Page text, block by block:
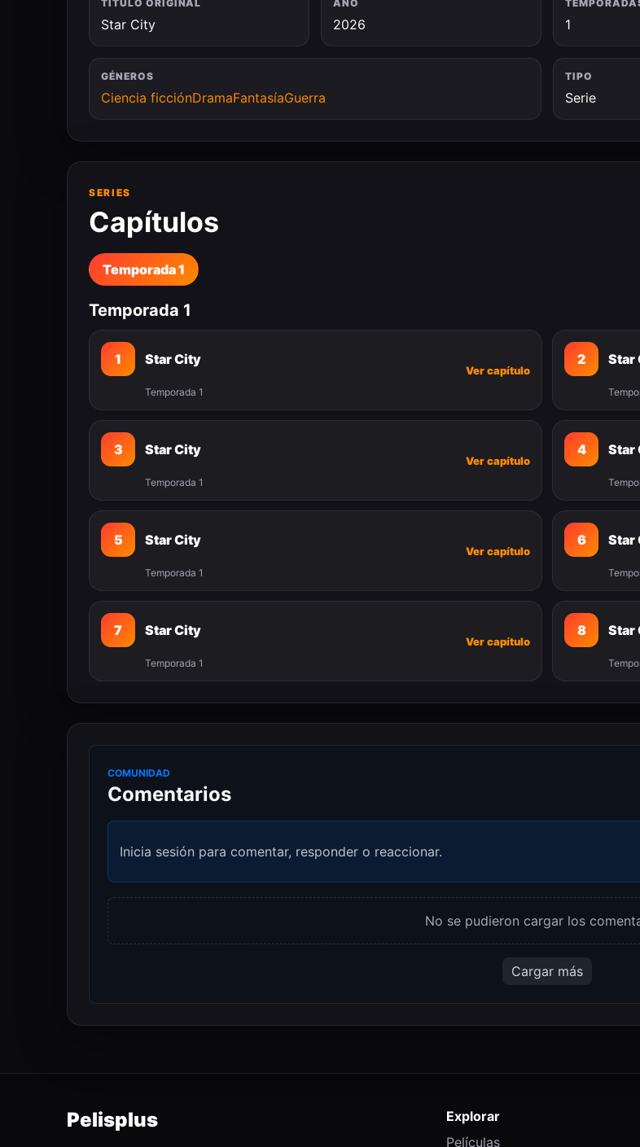
TÍTULO ORIGINAL
Star City
AÑO
2026 1
GÉNEROS
Ciencia ficciónDramaFantasíaGuerra
TIPO
Serie
SERIES
Capítulos
Temporada 1
Temporada 1
1 Star City
Temporada 1
Ver capítulo
2 Star
3 Star City
Temporada 1
Ver capítulo
4 Star
5 Star City
Temporada 1
Ver capítulo
6 Star
7 Star City
Temporada 1
Ver capítulo
8 Star
COMUNIDAD
Comentarios
Inicia sesión para comentar, responder o reaccionar.
No se pudieron cargar los
Cargar más
Pelisplus
Explorar
Películas